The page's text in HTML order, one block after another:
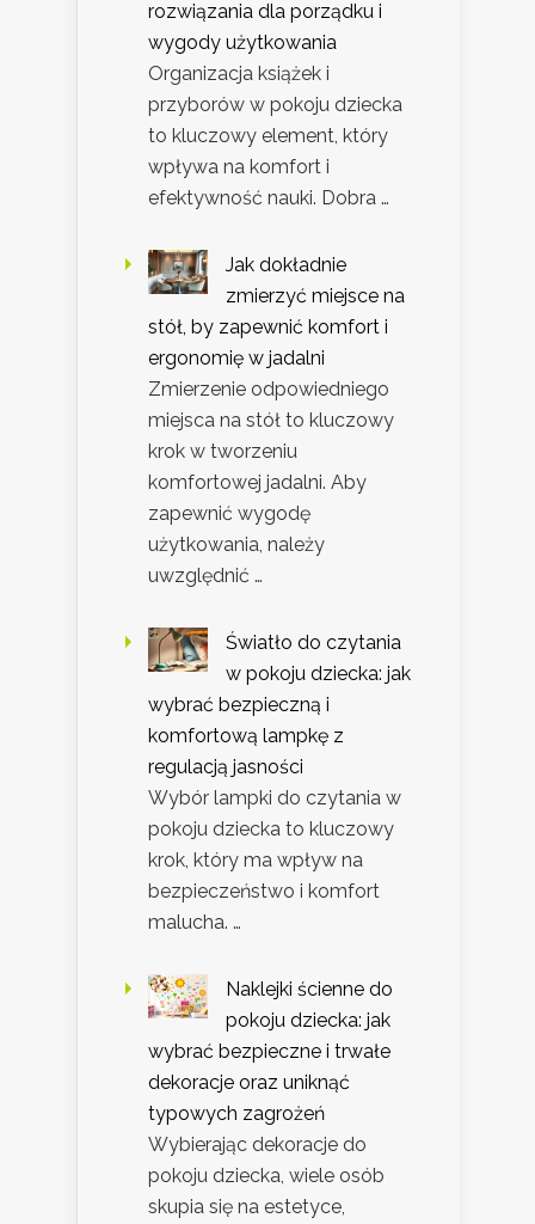
rozwiązania dla porządku i
wygody użytkowania
Organizacja książek i
przyborów w pokoju dziecka
to kluczowy element, który
wpływa na komfort i
efektywność nauki. Dobra …
Jak dokładnie
zmierzyć miejsce na
stół, by zapewnić komfort i
ergonomię w jadalni
Zmierzenie odpowiedniego
miejsca na stół to kluczowy
krok w tworzeniu
komfortowej jadalni. Aby
zapewnić wygodę
użytkowania, należy
uwzględnić …
Światło do czytania
w pokoju dziecka: jak
wybrać bezpieczną i
komfortową lampkę z
regulacją jasności
Wybór lampki do czytania w
pokoju dziecka to kluczowy
krok, który ma wpływ na
bezpieczeństwo i komfort
malucha. …
Naklejki ścienne do
pokoju dziecka: jak
wybrać bezpieczne i trwałe
dekoracje oraz uniknąć
typowych zagrożeń
Wybierając dekoracje do
pokoju dziecka, wiele osób
skupia się na estetyce,